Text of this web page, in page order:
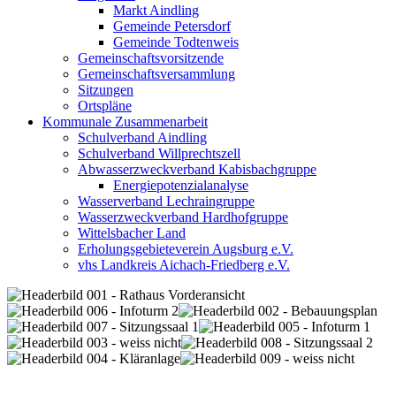
Markt Aindling
Gemeinde Petersdorf
Gemeinde Todtenweis
Gemeinschaftsvorsitzende
Gemeinschaftsversammlung
Sitzungen
Ortspläne
Kommunale Zusammenarbeit
Schulverband Aindling
Schulverband Willprechtszell
Abwasserzweckverband Kabisbachgruppe
Energiepotenzialanalyse
Wasserverband Lechraingruppe
Wasserzweckverband Hardhofgruppe
Wittelsbacher Land
Erholungsgebieteverein Augsburg e.V.
vhs Landkreis Aichach-Friedberg e.V.